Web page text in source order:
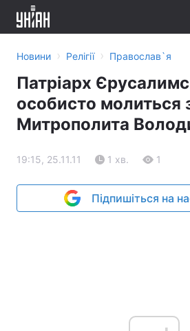
Новини › Релігії › Православ`я
Патріарх
особисто молиться
Митрополита
19:15, 25.11.11 1 хв. 1
Підпишіться на